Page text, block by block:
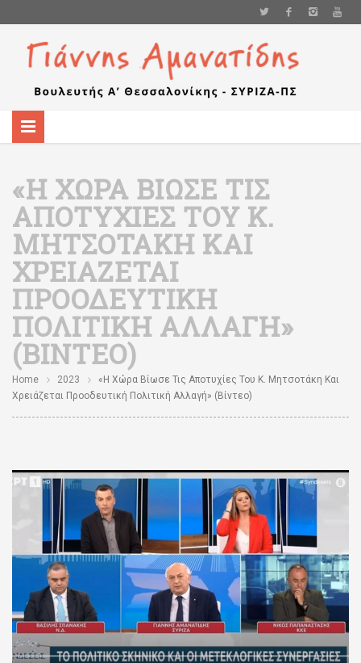
«Η ΧΏΡΑ ΒΊΩΣΕ ΤΙΣ
ΑΠΟΤΥΧΊΕΣ ΤΟΥ Κ.
ΜΗΤΣΟΤΆΚΗ ΚΑΙ
ΧΡΕΙΆΖΕΤΑΙ
ΠΡΟΟΔΕΥΤΙΚΉ
ΠΟΛΙΤΙΚΉ ΑΛΛΑΓΉ»
(ΒΊΝΤΕΟ)
Home 2023
«Η Χώρα Βίωσε Τις Αποτυχίες Του Κ. Μητσοτάκη Και
Χρειάζεται Προοδευτική Πολιτική Αλλαγή» (βίντεο)